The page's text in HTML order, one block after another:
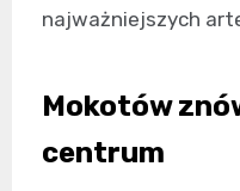
najważniejszych
Mokotów
centrum